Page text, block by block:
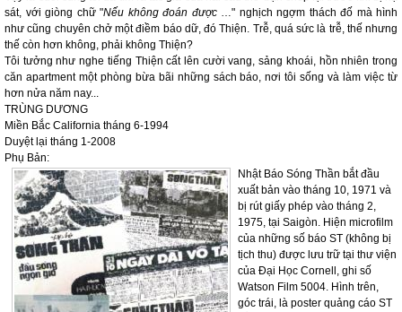
sát, với giòng chữ "Nếu không đoán được…" nghịch ngợm thách đố mà hình
như cũng chuyên chở một điềm báo dữ, đó Thiện. Trễ, quá sức là trễ, thế nhưng
thế còn hơn không, phải không Thiện?
Tôi tưởng như nghe tiếng Thiện cất lên cười vang, sảng khoái, hồn nhiên trong
căn apartment một phòng bừa bãi những sách báo, nơi tôi sống và làm việc từ
hơn nửa năm nay...
TRÙNG DƯƠNG
Miền Bắc California tháng 6-1994
Duyệt lại tháng 1-2008
Phụ Bản:
Nhật Báo Sóng Thần bắt đầu
xuất bản vào tháng 10, 1971 và
bị rút giấy phép vào tháng 2,
1975, tại Saigòn. Hiện microfilm
của những số báo ST (không bị
tịch thu) được lưu trữ tại thư viện
của Đại Học Cornell, ghi số
Watson Film 5004. Hình trên,
góc trái, là poster quảng cáo ST